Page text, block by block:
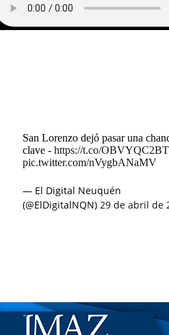
San Lorenzo dejó pasar una
clave - https://t.co/
pic.twitter.com/nVygbANaMV
— El Digital Neuquén
(@ElDigitalNQN) 29 de abril de